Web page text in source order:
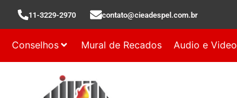
11-3229-2970 contato@cieadespel.com.br
Conselhos Mural de Recados Audio e Video